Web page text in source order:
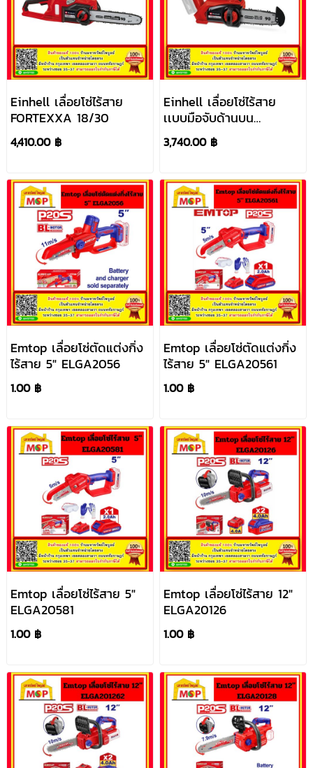
Einhell เลื่อยโซ่ไร้สาย
FORTEXXA 18/30
4,410.00 ฿
Einhell เลื่อยโซ่ไร้สาย
เเบบมือจับด้านบน
FORTEXXA 18/20 TH
3,740.00 ฿
Emtop เลื่อยโซ่ตัดแต่งกิ่ง
ไร้สาย 5" ELGA2056
1.00 ฿
Emtop เลื่อยโซ่ตัดแต่งกิ่ง
ไร้สาย 5" ELGA20561
1.00 ฿
Emtop เลื่อยโซ่ไร้สาย 5"
ELGA20581
1.00 ฿
Emtop เลื่อยโซ่ไร้สาย 12"
ELGA20126
1.00 ฿